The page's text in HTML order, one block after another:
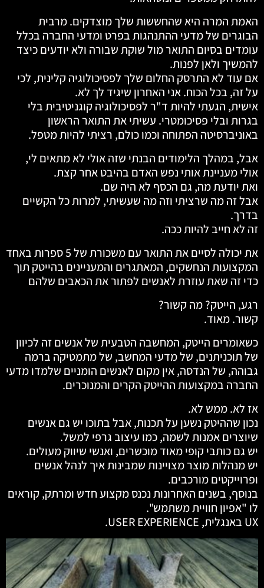
האמת המרה היא שהחששות שלך מוצדקים. מרבית
הבוגרים של מדעי ההתנהגות בפרט ומדעי החברה בכלל
עומדים בסיום התואר מול שוקת שבורה ולא יודעים כיצד
להמשיך ולאן לפנות.
אם עוד לא התרסק החלום שלך לפסיכולוגיה קלינית, לכי
על זה, בכל הכוח. אני האחרון שיגיד לך לא.
אישית, הגעתי להיות ד"ר לפסיכולוגיה קוגניטיבית בלי
בגרות ובלי פסיכומטרי. עשיתי את התואר הראשון
באוניברסיטה הפתוחה וכמו כולם, רציתי להיות מטפל.
אבל, במהלך הלימודים הבנתי שזה אולי לא מתאים לי,
אולי מעניינת אותי נפש האדם בהיבט אחר קצת.
ואת יודעת מה, גם הכסף לא היה שם.
אבל זה מה שרציתי וזה מה שעשיתי, למרות כל הקשיים
בדרך.
זה לא חייב להיות ככה.
את יכולה לסיים את התואר עם משכורת של 5 ספרות באחד
המקצועות הנחשקים, המאתגרים והמעניינים בהייטק תוך
כדי זה שאת עוזרת לאנשים לפתור את הכאבים שלהם
רגע, הייטק? מה קשור?
קשור. מאוד.
כשאומרים הייטק, המחשבה הטבעית של אנשים זה לכיוון
של תוכניתנים, של מדעי המחשב, של מתמטיקה ברמה
גבוהה, של הנדסה, אין מקום לאנשים הומניים שלמדו מדעי
החברה במקצועות ההייטק הקרים והמנוכרים.
אז לא. ממש לא.
נכון שההיטק נשען על תכנות, אבל בתוכו יש גם אנשים
שיוצרים אמנות לשמה, כמו עיצוב גרפי למשל.
יש גם כותבי קופי מאוד מוכשרים, ואנשי שיווק מעולים.
יש מנהלות מוצר מצויינות שמבינות איך לנהל אנשים
ופרוייקטים מורכבים.
בנוסף, בשנים האחרונות נכנס מקצוע חדש ומרתק, קוראים
לו "אפיון חוויית משתמש".
UX באנגלית, USER EXPERIENCE.